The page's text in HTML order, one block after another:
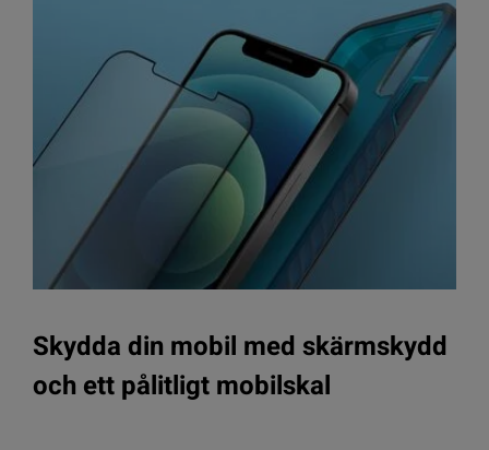
Skydda din mobil med skärmskydd
och ett pålitligt mobilskal